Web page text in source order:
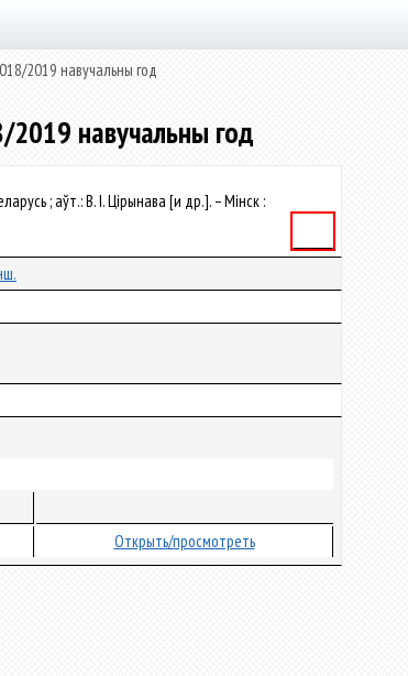
2019 навучальны год
2019 навучальны год
; аўт.: В. І. Цірынава [и др.]. – Мінск :
Открыть/просмотреть